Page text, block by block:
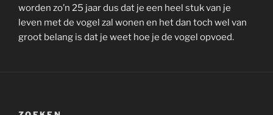
worden zo’n 25 jaar dus dat je een heel stuk van je
leven met de vogel zal wonen en het dan toch wel van
groot belang is dat je weet hoe je de vogel opvoed.